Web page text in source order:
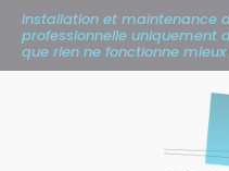
Installation et maintenance
professionnelle uniquement
que rien ne fonctionne
Panneau de gestion des